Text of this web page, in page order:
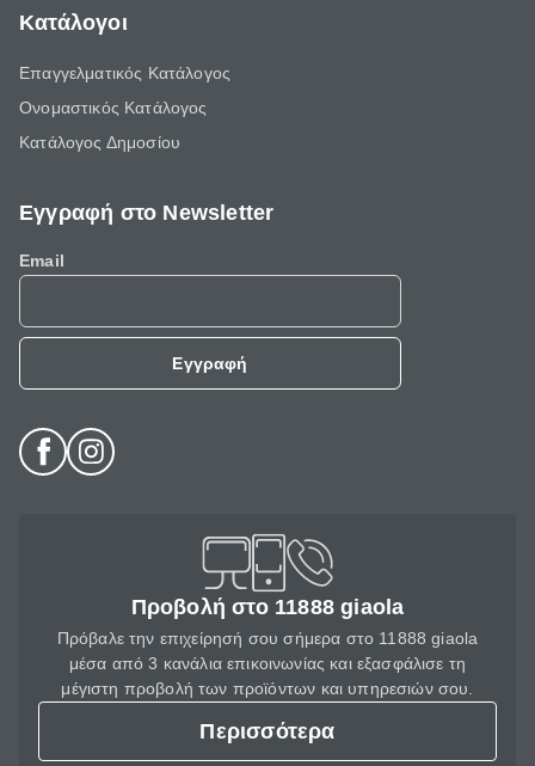
Κατάλογοι
Επαγγελματικός Κατάλογος
Ονομαστικός Κατάλογος
Κατάλογος Δημοσίου
Εγγραφή στο Newsletter
Email
Εγγραφή
Προβολή στο 11888 giaola
Πρόβαλε την επιχείρησή σου σήμερα στο 11888 giaola
μέσα από 3 κανάλια επικοινωνίας και εξασφάλισε τη
μέγιστη προβολή των προϊόντων και υπηρεσιών σου.
Περισσότερα